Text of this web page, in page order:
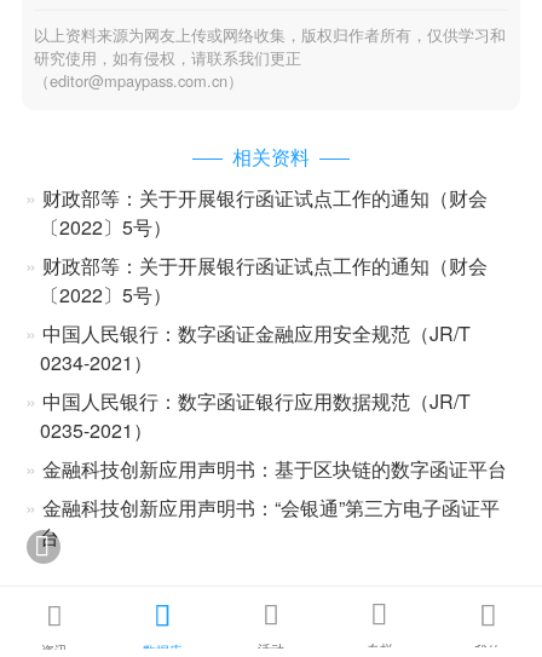
以上资料来源为网友上传或网络收集，版权归作者所有，仅供学习和
研究使用，如有侵权，请联系我们更正
（editor@mpaypass.com.cn）
相关资料
财政部等：关于开展银行函证试点工作的通知（财会
〔2022〕5号）
财政部等：关于开展银行函证试点工作的通知（财会
〔2022〕5号）
中国人民银行：数字函证金融应用安全规范（JR/T
0234-2021）
中国人民银行：数字函证银行应用数据规范（JR/T
0235-2021）
金融科技创新应用声明书：基于区块链的数字函证平台
金融科技创新应用声明书：“会银通”第三方电子函证平
台

资讯

数据库

活动

专栏

我的
